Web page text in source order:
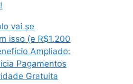
vai se
isso (e R$1.200
Ampliado:
Pagamentos
Gratuita